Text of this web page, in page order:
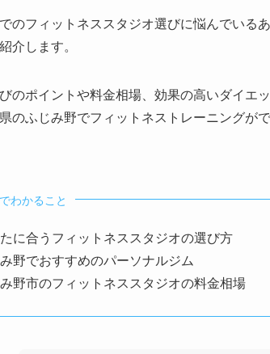
のフィットネススタジオ選びに悩んでいる
介します。
のポイントや料金相場、効果の高いダイエ
のふじみ野でフィットネストレーニングが
わかること
に合うフィットネススタジオの選び方
野でおすすめのパーソナルジム
野市のフィットネススタジオの料金相場